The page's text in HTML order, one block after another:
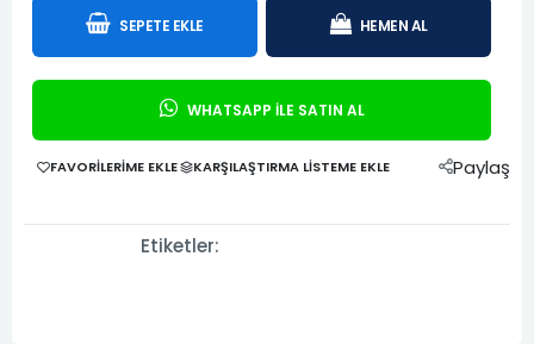
SEPETE EKLE HEMEN AL
WHATSAPP İLE SATIN AL
FAVORILERIME EKLE KARŞILAŞTIRMA LISTEME EKLE Paylaş
Etiketler: